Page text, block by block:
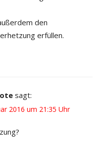
den
erfüllen.
sagt:
2016 um 21:35 Uhr